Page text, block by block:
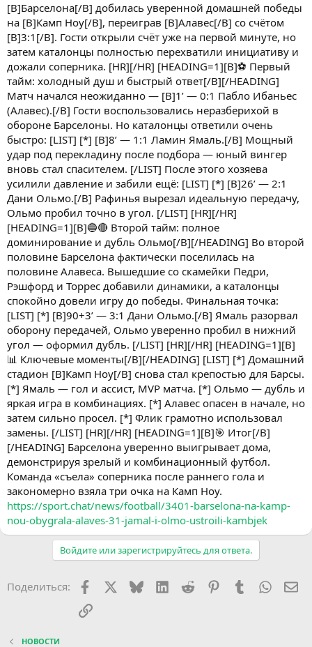
[B]Барселона[/B] добилась уверенной домашней победы
на [B]Камп Ноу[/B], переиграв [B]Алавес[/B] со счётом
[B]3:1[/B]. Гости открыли счёт уже на первой минуте, но
затем каталонцы полностью перехватили инициативу и
дожали соперника. [HR][/HR] [HEADING=1][B]⚽ Первый
тайм: холодный душ и быстрый ответ[/B][/HEADING]
Матч начался неожиданно — [B]1’ — 0:1 Пабло Ибаньес
(Алавес).[/B] Гости воспользовались неразберихой в
обороне Барселоны. Но каталонцы ответили очень
быстро: [LIST] [*] [B]8’ — 1:1 Ламин Ямаль.[/B] Мощный
удар под перекладину после подбора — юный вингер
вновь стал спасителем. [/LIST] После этого хозяева
усилили давление и забили ещё: [LIST] [*] [B]26’ — 2:1
Дани Ольмо.[/B] Рафинья вырезал идеальную передачу,
Ольмо пробил точно в угол. [/LIST] [HR][/HR]
[HEADING=1][B]🔵🔴 Второй тайм: полное
доминирование и дубль Ольмо[/B][/HEADING] Во второй
половине Барселона фактически поселилась на
половине Алавеса. Вышедшие со скамейки Педри,
Рэшфорд и Торрес добавили динамики, а каталонцы
спокойно довели игру до победы. Финальная точка:
[LIST] [*] [B]90+3’ — 3:1 Дани Ольмо.[/B] Ямаль разорвал
оборону передачей, Ольмо уверенно пробил в нижний
угол — оформил дубль. [/LIST] [HR][/HR] [HEADING=1][B]
📊 Ключевые моменты[/B][/HEADING] [LIST] [*] Домашний
стадион [B]Камп Ноу[/B] снова стал крепостью для Барсы.
[*] Ямаль — гол и ассист, MVP матча. [*] Ольмо — дубль и
яркая игра в комбинациях. [*] Алавес опасен в начале, но
затем сильно просел. [*] Флик грамотно использовал
замены. [/LIST] [HR][/HR] [HEADING=1][B]🎯 Итог[/B]
[/HEADING] Барселона уверенно выигрывает дома,
демонстрируя зрелый и комбинационный футбол.
Команда «съела» соперника после раннего гола и
закономерно взяла три очка на Камп Ноу.
https://sport.chat/news/football/3401-barselona-na-kamp-
nou-obygrala-alaves-31-jamal-i-olmo-ustroili-kambjek
Войдите или зарегистрируйтесь для ответа.
Поделиться: FacebookX (Twitter)
BlueskyLinkedIn
Reddit PinterestTumblr
Ссылка
НОВОСТИ